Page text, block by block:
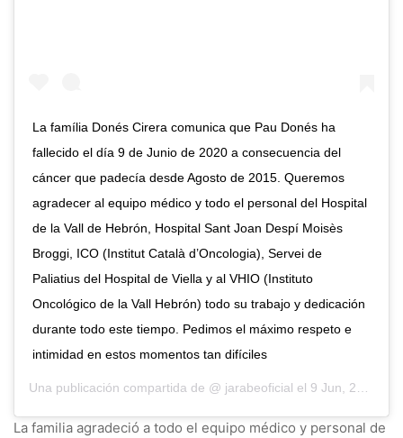
La família Donés Cirera comunica que Pau Donés ha
fallecido el día 9 de Junio de 2020 a consecuencia del
cáncer que padecía desde Agosto de 2015. Queremos
agradecer al equipo médico y todo el personal del Hospital
de la Vall de Hebrón, Hospital Sant Joan Despí Moisès
Broggi, ICO (Institut Català d’Oncologia), Servei de
Paliatius del Hospital de Viella y al VHIO (Instituto
Oncológico de la Vall Hebrón) todo su trabajo y dedicación
durante todo este tiempo. Pedimos el máximo respeto e
intimidad en estos momentos tan difíciles
Una publicación compartida de @ jarabeoficial el 9 Jun, 2020 a las 2:06 PDT
La familia agradeció a todo el equipo médico y personal de